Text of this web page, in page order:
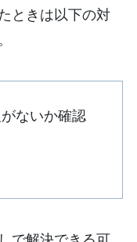
ときは以下の対
ないか確認